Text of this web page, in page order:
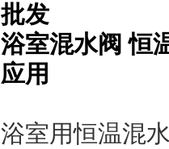
批发
浴室混水阀 恒
应用
浴室用恒温混